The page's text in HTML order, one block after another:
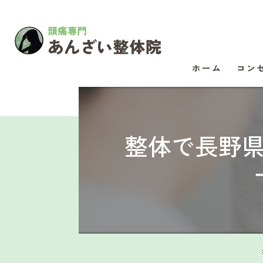
ホーム コン
整体で長野